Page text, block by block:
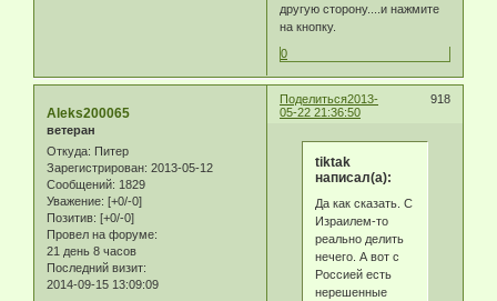
другую сторону....и нажмите
на кнопку.
0
Поделиться 918
2013-
05-22 21:36:50
Aleks200065
ветеран
Откуда: Питер
Зарегистрирован: 2013-05-12
Сообщений: 1829
Уважение: [+0/-0]
Позитив: [+0/-0]
Провел на форуме:
21 день 8 часов
Последний визит:
2014-09-15 13:09:09
tiktak
написал(а):
Да как сказать. С
Израилем-то
реально делить
нечего. А вот с
Россией есть
нерешенные